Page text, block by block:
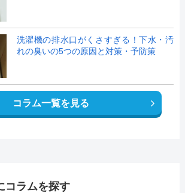
洗濯機の排水口がくさすぎる！下水・汚
れの臭いの5つの原因と対策・予防策
コラム一覧を見る
コラムを探す